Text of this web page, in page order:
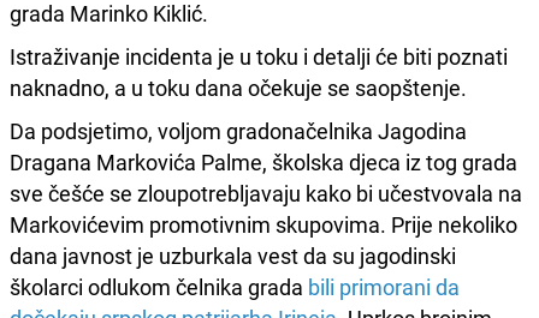
grada Marinko Kiklić.
Istraživanje incidenta je u toku i detalji će biti poznati
naknadno, a u toku dana očekuje se saopštenje.
Da podsjetimo, voljom gradonačelnika Jagodina
Dragana Markovića Palme, školska djeca iz tog grada
sve češće se zloupotrebljavaju kako bi učestvovala na
Markovićevim promotivnim skupovima. Prije nekoliko
dana javnost je uzburkala vest da su jagodinski
školarci odlukom čelnika grada bili primorani da